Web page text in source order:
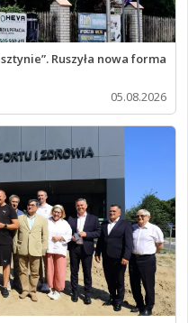
Ruszyła nowa forma
05.08.2026